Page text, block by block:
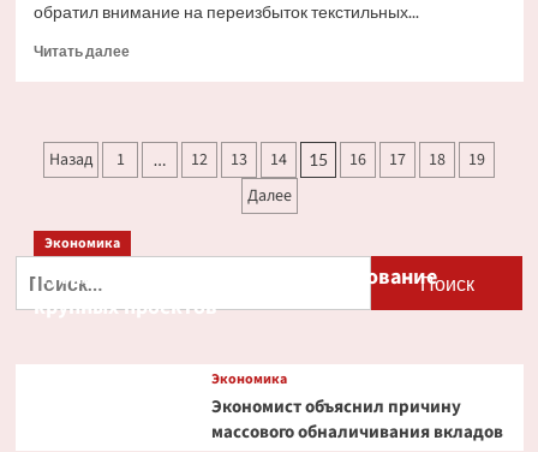
обратил внимание на переизбыток текстильных...
Читать далееПрочитать
хлопковые
шоперы
экологичны
Пагинация
Назад 1 … 12 13 14 15 16 17 18
19
Далее
Экономика
Путин и Костин обсудили кредитование
крупных проектов
Экономика
Экономист объяснил причину
массового обналичивания вкладов